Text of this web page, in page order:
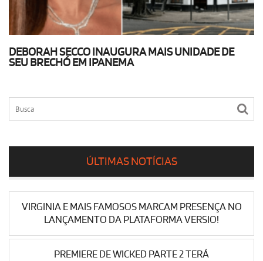
DEBORAH SECCO INAUGURA MAIS UNIDADE DE
SEU BRECHÓ EM IPANEMA
ÚLTIMAS NOTÍCIAS
VIRGINIA E MAIS FAMOSOS MARCAM PRESENÇA NO
LANÇAMENTO DA PLATAFORMA VERSIO!
PREMIERE DE WICKED PARTE 2 TERÁ